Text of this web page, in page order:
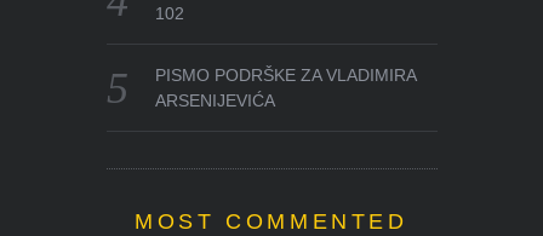
102
PISMO PODRŠKE ZA VLADIMIRA
ARSENIJEVIĆA
MOST COMMENTED